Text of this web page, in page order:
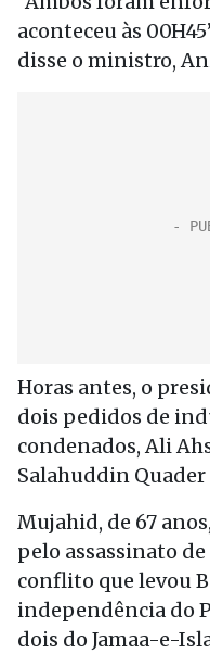
aconteceu às
disse o ministro,
Horas antes, o
dois pedidos de
condenados, Ali
Salahuddin
Mujahid, de 67
pelo assassinato
conflito que levou
independência do
dois do Jamaa-e-